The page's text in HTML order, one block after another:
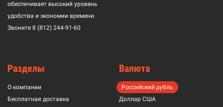
обеспечивает высокий уровень
удобства и экономии времени.
Звоните 8 (812) 244-91-60
Разделы
О компании
Бесплатная доставка
Валюта
Российский рубль
Доллар США